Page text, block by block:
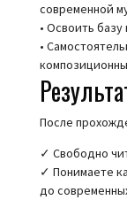
современной
• Освоить
•
После
✓ Свободно
✓ Понимаете
до